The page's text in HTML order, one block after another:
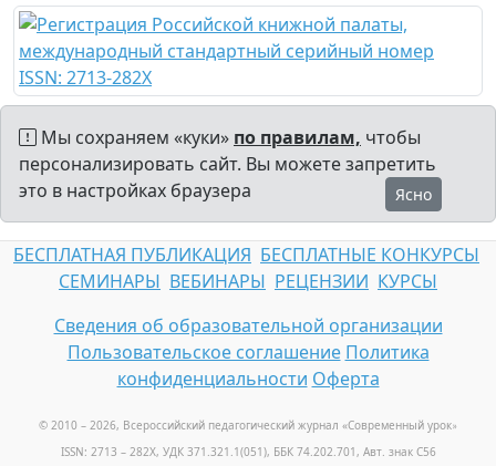
Мы сохраняем «куки» по правилам, чтобы
персонализировать сайт. Вы можете запретить
это в настройках браузера
Ясно
БЕСПЛАТНАЯ ПУБЛИКАЦИЯ БЕСПЛАТНЫЕ КОНКУРСЫ
СЕМИНАРЫ ВЕБИНАРЫ РЕЦЕНЗИИ КУРСЫ
Сведения об образовательной организации
Пользовательское соглашение Политика
конфиденциальности Оферта
© 2010 – 2026, Всероссийский педагогический журнал «Современный урок»
ISSN: 2713 – 282X, УДК 371.321.1(051), ББК 74.202.701, Авт. знак С56